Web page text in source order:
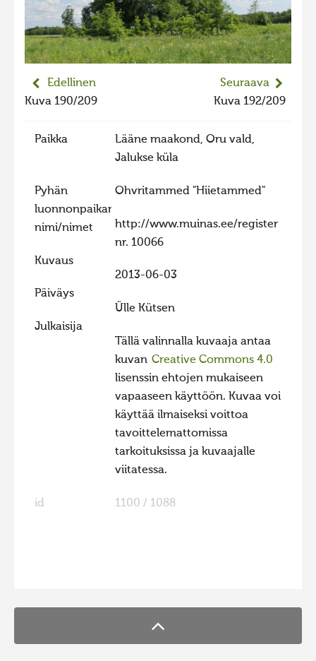
Edellinen
Kuva 190/209
Seuraava
Kuva 192/209
Paikka
Lääne maakond, Oru vald,
Jalukse küla
Pyhän
luonnonpaikan
nimi/nimet
Ohvritammed "Hiietammed"
Kuvaus
http://www.muinas.ee/register
nr. 10066
Päiväys
2013-06-03
Julkaisija
Ülle Kütsen
Tällä valinnalla kuvaaja antaa
kuvan Creative Commons 4.0
lisenssin ehtojen mukaiseen
vapaaseen käyttöön. Kuvaa voi
käyttää ilmaiseksi voittoa
tavoittelemattomissa
tarkoituksissa ja kuvaajalle
viitatessa.
id 1100 / 1088